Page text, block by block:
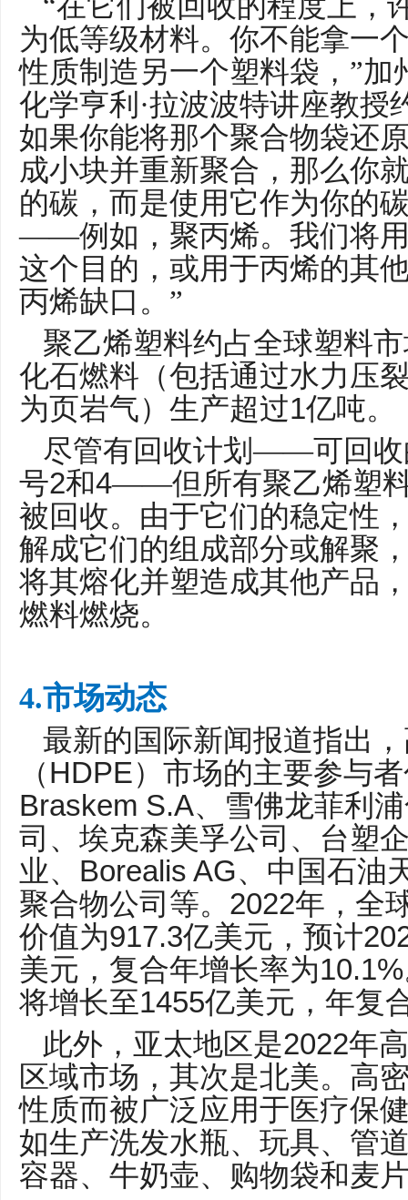
为低等级材料。你不能拿一
性质制造另一个塑料袋，”加
化学亨利·拉波波特讲座教授
如果你能将那个聚合物袋还
成小块并重新聚合，那么你
的碳，而是使用它作为你的
——例如，聚丙烯。我们将
这个目的，或用于丙烯的其
丙烯缺口。”
聚乙烯塑料约占全球塑料
化石燃料（包括通过水力压
为页岩气）生产超过1亿吨。
尽管有回收计划——可回收
号2和4——但所有聚乙烯塑
被回收。由于它们的稳定性
解成它们的组成部分或解聚
将其熔化并塑造成其他产品
燃料燃烧。
4.市场动态
最新的国际新闻报道指出
（HDPE）市场的主要参与
Braskem S.A、雪佛龙菲利
司、埃克森美孚公司、台塑
业、 Borealis AG、中国石油
聚合物公司等。 2022年，全
价值为917.3亿美元，预计
美元，复合年增长率为10.1%
将增长至1455亿美元，年复
此外，亚太地区是2022年
区域市场，其次是北美。高
性质而被广泛应用于医疗保
如生产洗发水瓶、玩具、管
容器、牛奶壶、购物袋和麦